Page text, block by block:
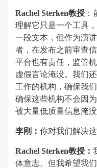
Rachel Sterken教授
理解它只是一个工具
一段文本，但作为演
者，在发布之前审查
平台也有责任，监管
虚假言论淹没。我们
工作的机构，确保我
确保这些机构不会因
被大量低质量信息淹
李刚： 你对我们解决
Rachel Sterken教授：
体意志。但我希望我